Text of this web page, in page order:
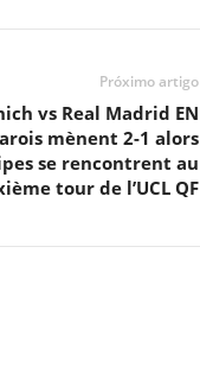
Próximo artigo
vs Real Madrid EN
mènent 2-1 alors
se rencontrent au
tour de l’UCL QF